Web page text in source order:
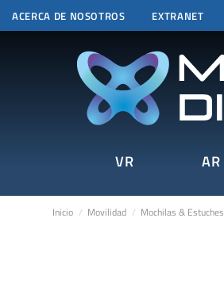
ACERCA DE NOSOTROS EXTRANET
VR AR
Inicio Movilidad Mochilas & Estuches